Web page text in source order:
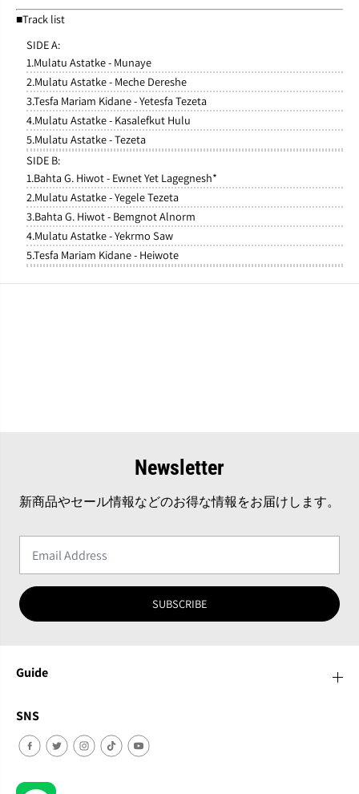
n
a
l
s
H
i
t
s
』
L
P
l
s
H
i
t
s
』
P
■Track list
SIDE A:
1.Mulatu Astatke - Munaye
2.Mulatu Astatke - Meche Dereshe
3.Tesfa Mariam Kidane - Yetesfa Tezeta
4.Mulatu Astatke - Kasalefkut Hulu
5.Mulatu Astatke - Tezeta
SIDE B:
1.Bahta G. Hiwot - Ewnet Yet Lagegnesh*
2.Mulatu Astatke - Yegele Tezeta
3.Bahta G. Hiwot - Bemgnot Alnorm
4.Mulatu Astatke - Yekrmo Saw
5.Tesfa Mariam Kidane - Heiwote
Newsletter
新商品やセール情報などのお得な情報をお届けします。
SUBSCRIBE
Guide
SNS